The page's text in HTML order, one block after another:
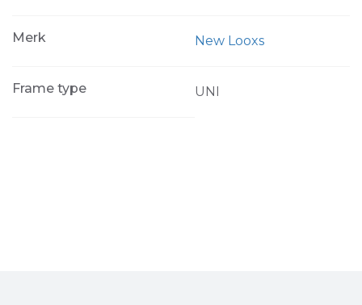
Merk New Looxs
Frame type UNI